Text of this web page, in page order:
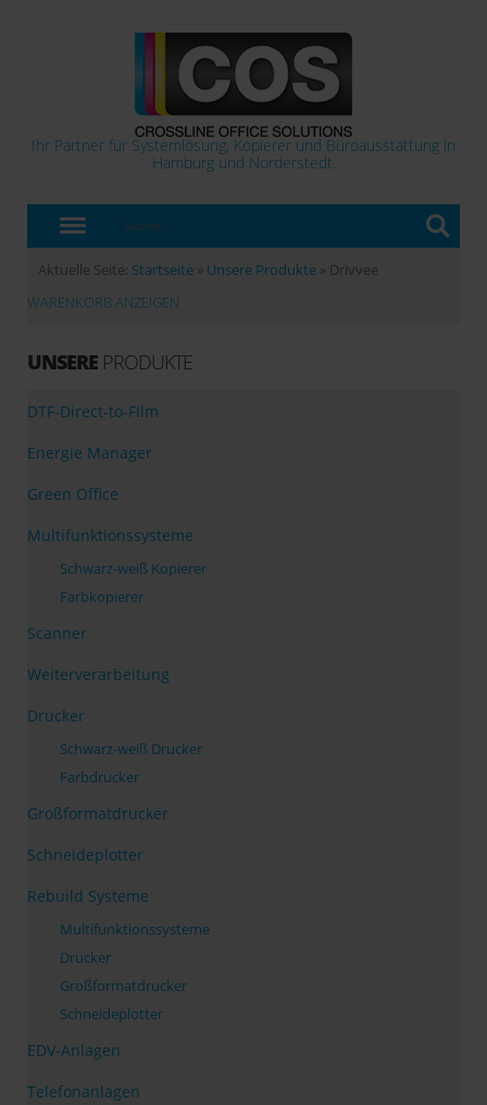
Ihr Partner für Systemlösung, Kopierer und Büroausstattung in
Hamburg und Norderstedt.
Aktuelle Seite: Startseite » Unsere Produkte » Drivvee
WARENKORB ANZEIGEN
UNSERE PRODUKTE
DTF-Direct-to-Film
Energie Manager
Green Office
Multifunktionssysteme
Schwarz-weiß Kopierer
Farbkopierer
Scanner
Weiterverarbeitung
Drucker
Schwarz-weiß Drucker
Farbdrucker
Großformatdrucker
Schneideplotter
Rebuild Systeme
Multifunktionssysteme
Drucker
Großformatdrucker
Schneideplotter
EDV-Anlagen
Telefonanlagen